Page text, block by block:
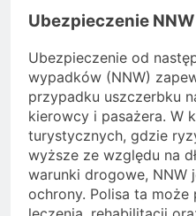
Ubezpieczenie NNW
Ubezpieczenie od
wypadków (NNW)
przypadku uszczerbku
kierowcy i pasażera. W
turystycznych, gdzie
wyższe ze względu na
warunki drogowe, NNW
ochrony. Polisa ta